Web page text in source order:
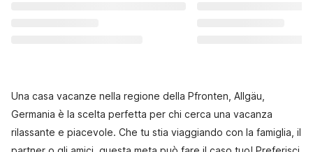
Una casa vacanze nella regione della Pfronten, Allgäu,
Germania è la scelta perfetta per chi cerca una vacanza
rilassante e piacevole. Che tu stia viaggiando con la famiglia, il